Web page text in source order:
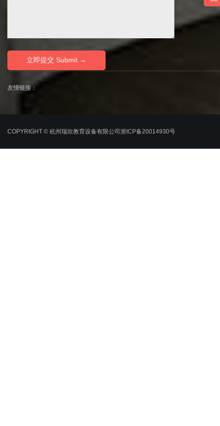
友情链接：
COPYRIGHT © 杭州瑞欣教育设备有限公司 浙ICP备20014930号